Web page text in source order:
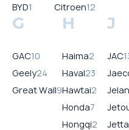
BYD1
Citroen12
G
GAC10
Geely24
Great Wall9
H
Haima2
Haval23
Hawtai2
Honda7
Hongqi2
J
JAC
Jetta